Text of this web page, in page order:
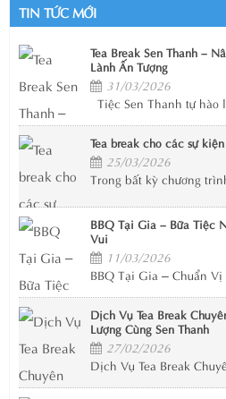
TIN TỨC MỚI
Tea Break Sen Thanh –
Lành Ấn Tượng
31/03/2026
Tiệc Sen Thanh tự hào
Tea break cho các sự
25/03/2026
Trong bất kỳ chương
BBQ Tại Gia – Bữa Tiệc
Vui
11/03/2026
BBQ Tại Gia – Chuẩn
Dịch Vụ Tea Break
Lượng Cùng Sen Thanh
27/02/2026
Dịch Vụ Tea Break